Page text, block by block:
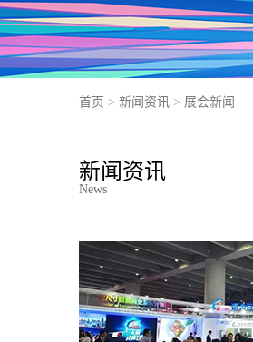
首页 > 新闻资讯 > 展会新闻
新闻资讯
News